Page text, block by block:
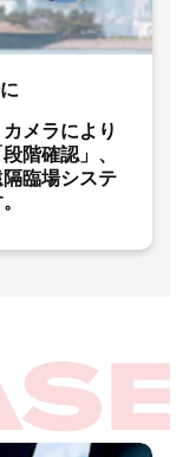
メラにより
階確認」、
隔臨場システ